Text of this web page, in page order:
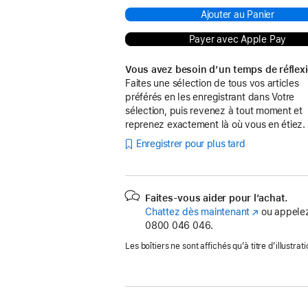
Ajouter au Panier
Payer avec Apple Pay
Vous avez besoin d’un temps de
Faites une sélection de tous vos articles
préférés en les enregistrant dans Votre
sélection, puis revenez à tout moment et
reprenez exactement là où vous en étiez.
Enregistrer pour plus tard
Faites-vous aider pour l’achat.
Chattez dès maintenant (s’ouvre
nouvelle
ou
0800 046 046.
Les boîtiers ne sont affichés qu’à titre